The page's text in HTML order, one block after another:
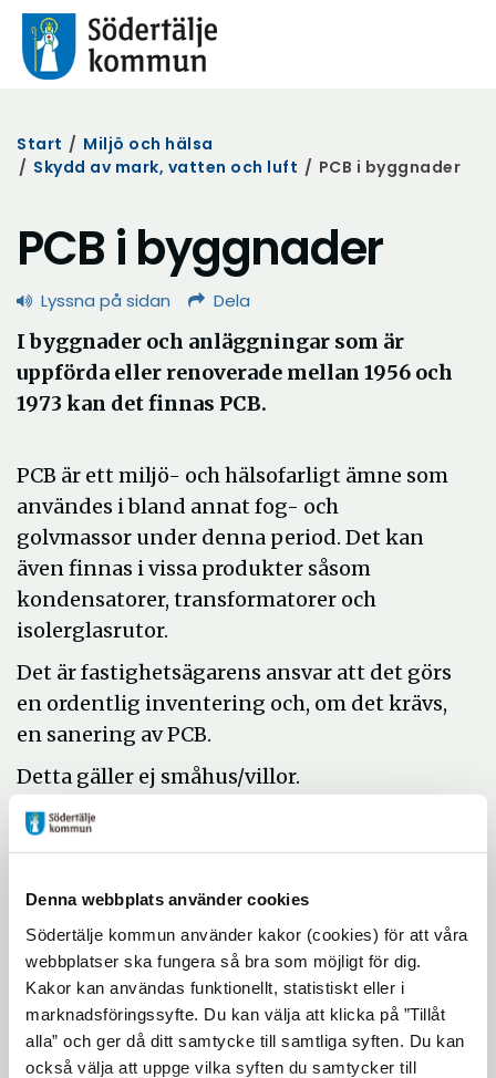
Denna webbplats använder cookies
Södertälje kommun använder kakor (cookies) för att våra
webbplatser ska fungera så bra som möjligt för dig.
Kakor kan användas funktionellt, statistiskt eller i
marknadsföringssyfte. Du kan välja att klicka på ”Tillåt
alla” och ger då ditt samtycke till samtliga syften. Du kan
också välja att uppge vilka syften du samtycker till
Start / Miljö och hälsa
/ Skydd av mark, vatten och luft / PCB i byggnader
PCB i byggnader
Lyssna på sidan Dela
I byggnader och anläggningar som är
uppförda eller renoverade mellan 1956 och
1973 kan det finnas PCB.
PCB är ett miljö- och hälsofarligt ämne som
användes i bland annat fog- och
golvmassor under denna period. Det kan
även finnas i vissa produkter såsom
kondensatorer, transformatorer och
isolerglasrutor.
Det är fastighetsägarens ansvar att det görs
en ordentlig inventering och, om det krävs,
en sanering av PCB.
Detta gäller ej småhus/villor.
Anmälan om sanering expand_more
Vad är PCB? expand_more
PCB i fog- och golvmassa expand_more